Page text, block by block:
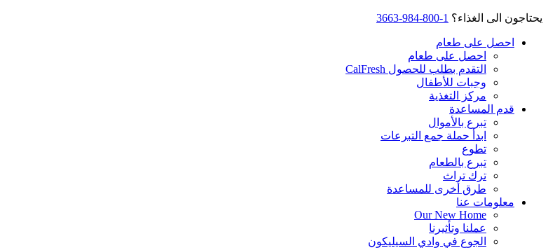
يحتاجون الى الغذاء؟ 1-800-984-3663
احصل على طعام
احصل على طعام
التقدم بطلب للحصول CalFresh
وجبات للأطفال
مركز التغذية
قدم المساعدة
تبرع بالأموال
ابدأ حملة جمع التبرعات
تطوع
تبرع بالطعام
ترك تراث
طرق أخرى للمساعدة
معلومات عنا
Our New Home
عملنا وتأثيرنا
الجوع في وادي السيليكون